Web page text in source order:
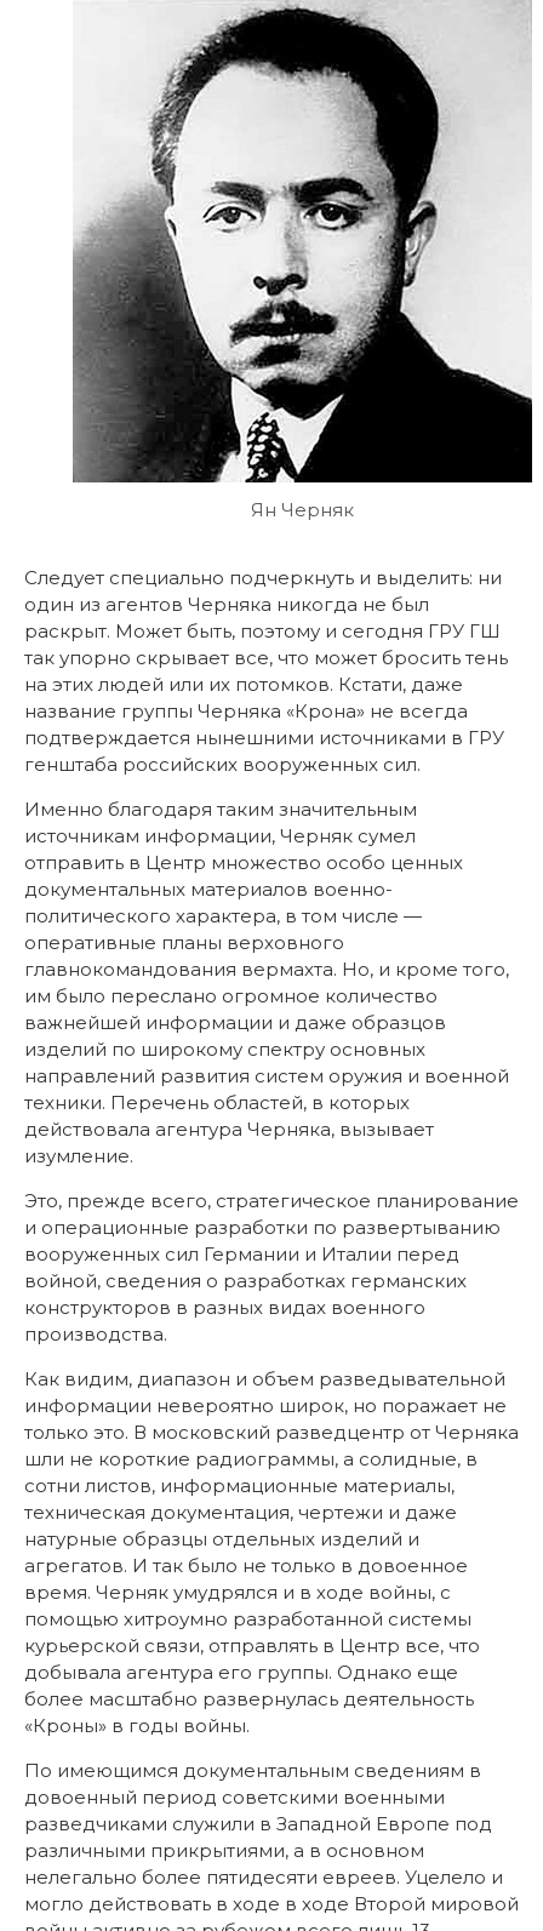
Ян Черняк
Следует специально подчеркнуть и выделить: ни
один из агентов Черняка никогда не был
раскрыт. Может быть, поэтому и сегодня ГРУ ГШ
так упорно скрывает все, что может бросить тень
на этих людей или их потомков. Кстати, даже
название группы Черняка «Крона» не всегда
подтверждается нынешними источниками в ГРУ
генштаба российских вооруженных сил.
Именно благодаря таким значительным
источникам информации, Черняк сумел
отправить в Центр множество особо ценных
документальных материалов военно-
политического характера, в том числе —
оперативные планы верховного
главнокомандования вермахта. Но, и кроме того,
им было переслано огромное количество
важнейшей информации и даже образцов
изделий по широкому спектру основных
направлений развития систем оружия и военной
техники. Перечень областей, в которых
действовала агентура Черняка, вызывает
изумление.
Это, прежде всего, стратегическое планирование
и операционные разработки по развертыванию
вооруженных сил Германии и Италии перед
войной, сведения о разработках германских
конструкторов в разных видах военного
производства.
Как видим, диапазон и объем разведывательной
информации невероятно широк, но поражает не
только это. В московский разведцентр от Черняка
шли не короткие радиограммы, а солидные, в
сотни листов, информационные материалы,
техническая документация, чертежи и даже
натурные образцы отдельных изделий и
агрегатов. И так было не только в довоенное
время. Черняк умудрялся и в ходе войны, с
помощью хитроумно разработанной системы
курьерской связи, отправлять в Центр все, что
добывала агентура его группы. Однако еще
более масштабно развернулась деятельность
«Кроны» в годы войны.
По имеющимся документальным сведениям в
довоенный период советскими военными
разведчиками служили в Западной Европе под
различными прикрытиями, а в основном
нелегально более пятидесяти евреев. Уцелело и
могло действовать в ходе в ходе Второй мировой